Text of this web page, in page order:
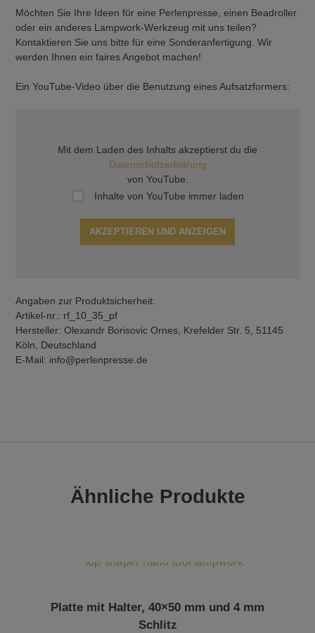
Möchten Sie Ihre Ideen für eine Perlenpresse, einen Beadroller
oder ein anderes Lampwork-Werkzeug mit uns teilen?
Kontaktieren Sie uns bitte für eine Sonderanfertigung. Wir
werden Ihnen ein faires Angebot machen!
Ein YouTube-Video über die Benutzung eines Aufsatzformers:
Mit dem Laden des Inhalts akzeptierst du die
Datenschutzerklärung
von YouTube.
Inhalte von YouTube immer laden
AKZEPTIEREN UND ANZEIGEN
Angaben zur Produktsicherheit:
Artikel-nr.: rf_10_35_pf
Hersteller: Olexandr Borisovic Ornes, Krefelder Str. 5, 51145
Köln, Deutschland
E-Mail: info@perlenpresse.de
Ähnliche Produkte
Platte mit Halter, 40×50 mm und 4 mm
Schlitz